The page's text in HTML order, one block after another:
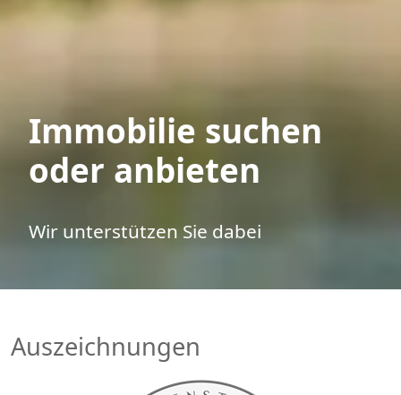
Immobilie suchen
oder anbieten
Wir unterstützen Sie dabei
Auszeichnungen